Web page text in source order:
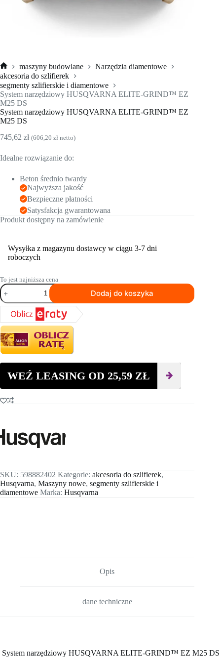
Strona
główna
maszyny budowlane
Narzędzia diamentowe
akcesoria do szlifierek
segmenty szlifierskie i diamentowe
System narzędziowy HUSQVARNA ELITE-GRIND™ EZ
M25 DS
System narzędziowy HUSQVARNA ELITE-GRIND™ EZ
M25 DS
745,62 zł (606,20 zł netto)
Idealne rozwiązanie do:
Beton średnio twardy
Najwyższa jakość
Bezpieczne płatności
Satysfakcja gwarantowana
Produkt dostępny na zamówienie
Wysyłka z magazynu dostawcy w ciągu 3-7 dni
roboczych
To jest najniższa cena
ilość
System
narzędziowy
HUSQVARNA
ELITE-
GRIND™
EZ
M25
DS
Dodaj do koszyka
WEŹ LEASING OD 25,59 ZŁ
SKU: 598882402 Kategorie: akcesoria do szlifierek,
Husqvarna, Maszyny nowe, segmenty szlifierskie i
diamentowe Marka: Husqvarna
Opis
dane techniczne
System narzędziowy HUSQVARNA ELITE-GRIND™ EZ M25 DS